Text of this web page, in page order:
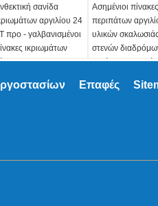
σανίδα
αργιλίου 24
προ - γαλβανισμένοι
ικριωμάτων
Προ-
Ασημένιοι πίνακες
περιπάτων
υλικών σκαλωσιάς
στενών
σανίδων
Επεξεργασία
Τύποι:
Επαφές